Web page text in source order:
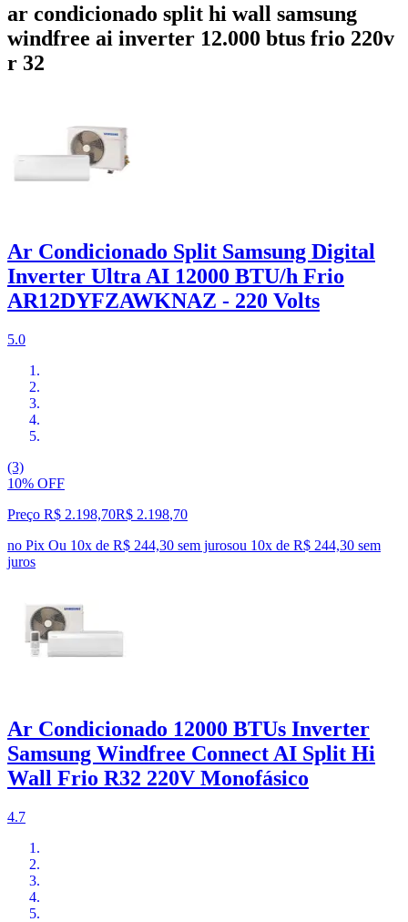
ar condicionado split hi wall samsung
windfree ai inverter 12.000 btus frio 220v
r 32
Ar Condicionado Split Samsung Digital
Inverter Ultra AI 12000 BTU/h Frio
AR12DYFZAWKNAZ - 220 Volts
5.0
(3)
10% OFF
Preço R$ 2.198,70R$ 2.198,70
no Pix Ou 10x de R$ 244,30 sem jurosou 10x de R$ 244,30 sem
juros
Ar Condicionado 12000 BTUs Inverter
Samsung Windfree Connect AI Split Hi
Wall Frio R32 220V Monofásico
4.7